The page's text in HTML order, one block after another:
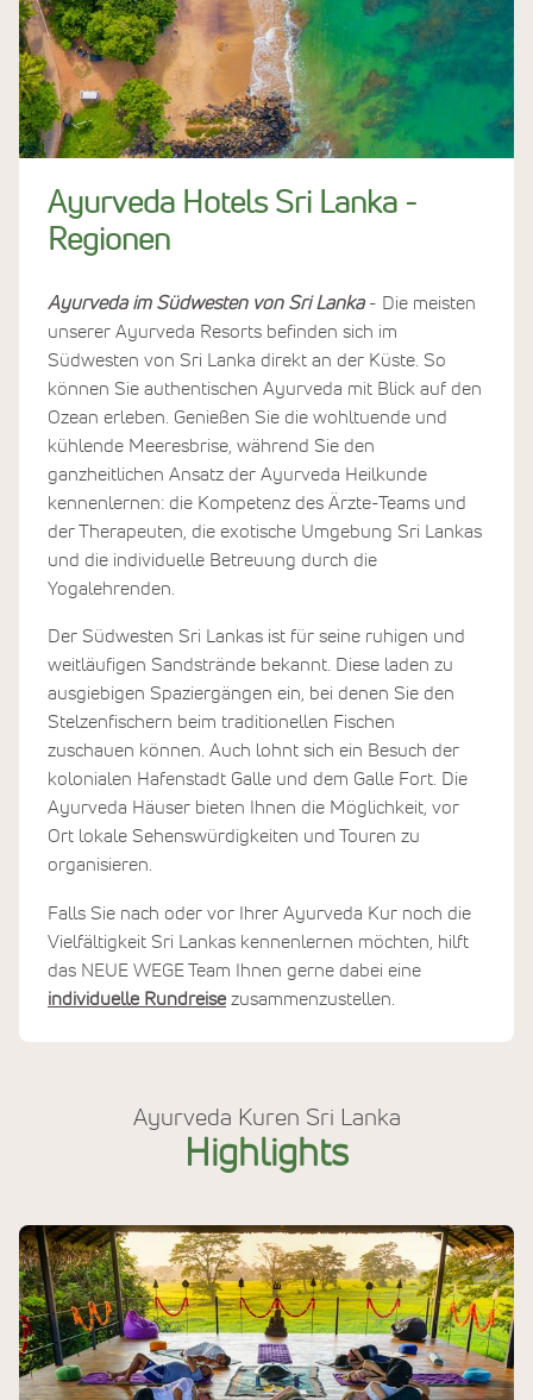
Ayurveda Hotels Sri Lanka -
Regionen
Ayurveda im Südwesten von Sri Lanka- Die meisten
unserer Ayurveda Resorts befinden sich im
Südwesten von Sri Lanka direkt an der Küste. So
können Sie authentischen Ayurveda mit Blick auf den
Ozean erleben. Genießen Sie die wohltuende und
kühlende Meeresbrise, während Sie den
ganzheitlichen Ansatz der Ayurveda Heilkunde
kennenlernen: die Kompetenz des Ärzte-Teams und
der Therapeuten, die exotische Umgebung Sri Lankas
und die individuelle Betreuung durch die
Yogalehrenden.
Der Südwesten Sri Lankas ist für seine ruhigen und
weitläufigen Sandstrände bekannt. Diese laden zu
ausgiebigen Spaziergängen ein, bei denen Sie den
Stelzenfischern beim traditionellen Fischen
zuschauen können. Auch lohnt sich ein Besuch der
kolonialen Hafenstadt Galle und dem Galle Fort. Die
Ayurveda Häuser bieten Ihnen die Möglichkeit, vor
Ort lokale Sehenswürdigkeiten und Touren zu
organisieren.
Falls Sie nach oder vor Ihrer Ayurveda Kur noch die
Vielfältigkeit Sri Lankas kennenlernen möchten, hilft
das NEUE WEGE Team Ihnen gerne dabei eine
individuelle Rundreise zusammenzustellen.
Ayurveda Kuren Sri Lanka
Highlights